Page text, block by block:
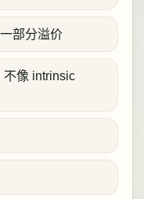
部分溢价
不像 intrinsic